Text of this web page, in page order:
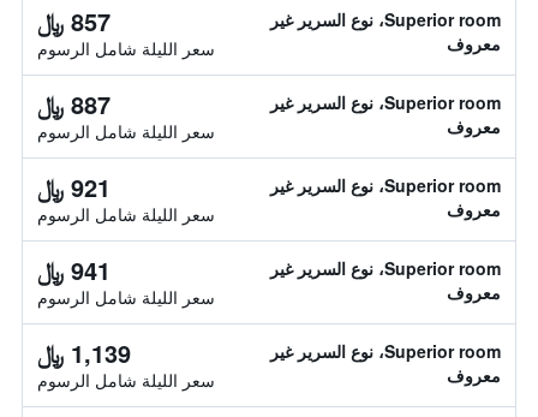
Superior room، نوع السرير غير
معروف
857 ﷼
سعر الليلة شامل الرسوم
Superior room، نوع السرير غير
معروف
887 ﷼
سعر الليلة شامل الرسوم
Superior room، نوع السرير غير
معروف
921 ﷼
سعر الليلة شامل الرسوم
Superior room، نوع السرير غير
معروف
941 ﷼
سعر الليلة شامل الرسوم
Superior room، نوع السرير غير
معروف
1,139 ﷼
سعر الليلة شامل الرسوم